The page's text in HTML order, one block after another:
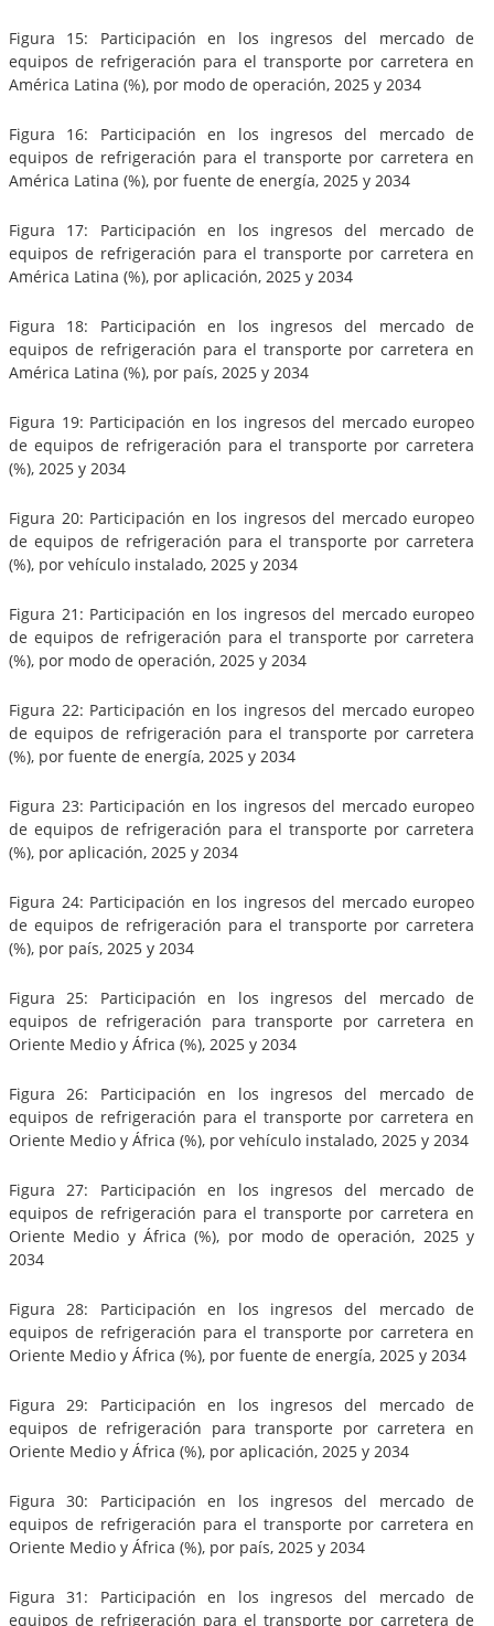
Figura 15: Participación en los ingresos del mercado de
equipos de refrigeración para el transporte por carretera en
América Latina (%), por modo de operación, 2025 y 2034
Figura 16: Participación en los ingresos del mercado de
equipos de refrigeración para el transporte por carretera en
América Latina (%), por fuente de energía, 2025 y 2034
Figura 17: Participación en los ingresos del mercado de
equipos de refrigeración para el transporte por carretera en
América Latina (%), por aplicación, 2025 y 2034
Figura 18: Participación en los ingresos del mercado de
equipos de refrigeración para el transporte por carretera en
América Latina (%), por país, 2025 y 2034
Figura 19: Participación en los ingresos del mercado europeo
de equipos de refrigeración para el transporte por carretera
(%), 2025 y 2034
Figura 20: Participación en los ingresos del mercado europeo
de equipos de refrigeración para el transporte por carretera
(%), por vehículo instalado, 2025 y 2034
Figura 21: Participación en los ingresos del mercado europeo
de equipos de refrigeración para el transporte por carretera
(%), por modo de operación, 2025 y 2034
Figura 22: Participación en los ingresos del mercado europeo
de equipos de refrigeración para el transporte por carretera
(%), por fuente de energía, 2025 y 2034
Figura 23: Participación en los ingresos del mercado europeo
de equipos de refrigeración para el transporte por carretera
(%), por aplicación, 2025 y 2034
Figura 24: Participación en los ingresos del mercado europeo
de equipos de refrigeración para el transporte por carretera
(%), por país, 2025 y 2034
Figura 25: Participación en los ingresos del mercado de
equipos de refrigeración para transporte por carretera en
Oriente Medio y África (%), 2025 y 2034
Figura 26: Participación en los ingresos del mercado de
equipos de refrigeración para el transporte por carretera en
Oriente Medio y África (%), por vehículo instalado, 2025 y 2034
Figura 27: Participación en los ingresos del mercado de
equipos de refrigeración para el transporte por carretera en
Oriente Medio y África (%), por modo de operación, 2025 y
2034
Figura 28: Participación en los ingresos del mercado de
equipos de refrigeración para el transporte por carretera en
Oriente Medio y África (%), por fuente de energía, 2025 y 2034
Figura 29: Participación en los ingresos del mercado de
equipos de refrigeración para transporte por carretera en
Oriente Medio y África (%), por aplicación, 2025 y 2034
Figura 30: Participación en los ingresos del mercado de
equipos de refrigeración para el transporte por carretera en
Oriente Medio y África (%), por país, 2025 y 2034
Figura 31: Participación en los ingresos del mercado de
equipos de refrigeración para el transporte por carretera de